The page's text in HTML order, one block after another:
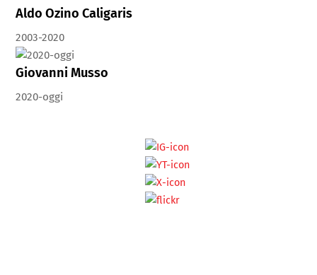
Aldo Ozino Caligaris
2003-2020
Giovanni Musso
2020-oggi